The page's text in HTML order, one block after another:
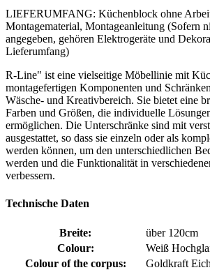
LIEFERUMFANG: Küchenblock ohne
Montagematerial, Montageanleitung (Sofern
angegeben, gehören Elektrogeräte und
Lieferumfang)
R-Line" ist eine vielseitige Möbellinie mit
montagefertigen Komponenten und
Wäsche- und Kreativbereich. Sie bietet eine
Farben und Größen, die individuelle
ermöglichen. Die Unterschränke sind mit
ausgestattet, so dass sie einzeln oder als
werden können, um den unterschiedlichen
werden und die Funktionalität in
verbessern.
Technische Daten
Breite:
über 120cm
Colour:
Weiß
Colour of the corpus:
Goldkraft